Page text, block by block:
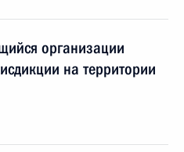
организации
на территории